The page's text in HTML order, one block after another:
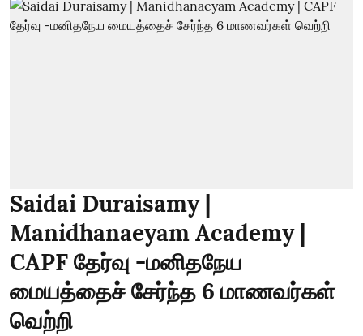
Saidai Duraisamy |
Manidhanaeyam Academy |
CAPF தேர்வு -மனிதநேய
மையத்தைச் சேர்ந்த 6 மாணவர்கள்
வெற்றி